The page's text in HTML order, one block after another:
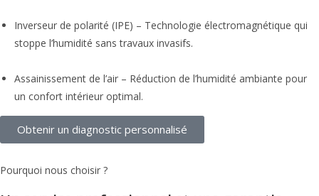
Inverseur de polarité (IPE) – Technologie électromagnétique qui
stoppe l’humidité sans travaux invasifs.
Assainissement de l’air – Réduction de l’humidité ambiante pour
un confort intérieur optimal.
Obtenir un diagnostic personnalisé
Pourquoi nous choisir ?